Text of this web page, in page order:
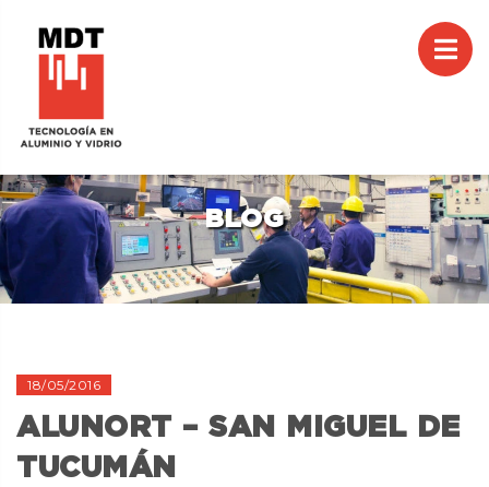
BLOG
18/05/2016
ALUNORT – SAN MIGUEL DE
TUCUMÁN